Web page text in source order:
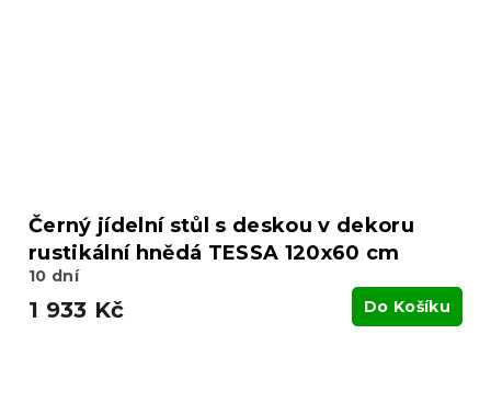
Černý jídelní stůl s deskou v dekoru
rustikální hnědá TESSA 120x60 cm
10 dní
1 933 Kč Do Košíku